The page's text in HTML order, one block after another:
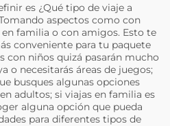
es ¿Qué tipo de viaje a
aspectos como con
en familia o con amigos. Esto te
conveniente para tu paquete
con niños quizá pasarán mucho
o necesitarás áreas de juegos;
busques algunas opciones
adultos; si viajas en familia es
alguna opción que pueda
para diferentes tipos de